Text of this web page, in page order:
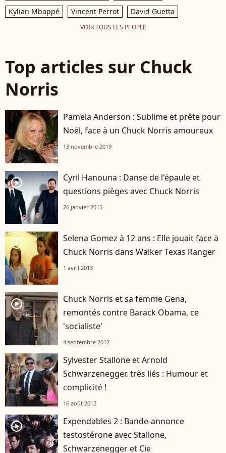
Kylian Mbappé
Vincent Perrot David Guetta
VOIR TOUS LES PEOPLE
Top articles sur Chuck
Norris
Pamela Anderson : Sublime et prête pour
Noël, face à un Chuck Norris amoureux
13 novembre 2019
player2
Cyril Hanouna : Danse de l'épaule et
questions pièges avec Chuck Norris
26 janvier 2015
player2
Selena Gomez à 12 ans : Elle jouait face à
Chuck Norris dans Walker Texas Ranger
1 avril 2013
player2
Chuck Norris et sa femme Gena,
remontés contre Barack Obama, ce
'socialiste'
4 septembre 2012
Sylvester Stallone et Arnold
Schwarzenegger, très liés : Humour et
complicité !
16 août 2012
player2
Expendables 2 : Bande-annonce
testostérone avec Stallone,
Schwarzenegger et Cie